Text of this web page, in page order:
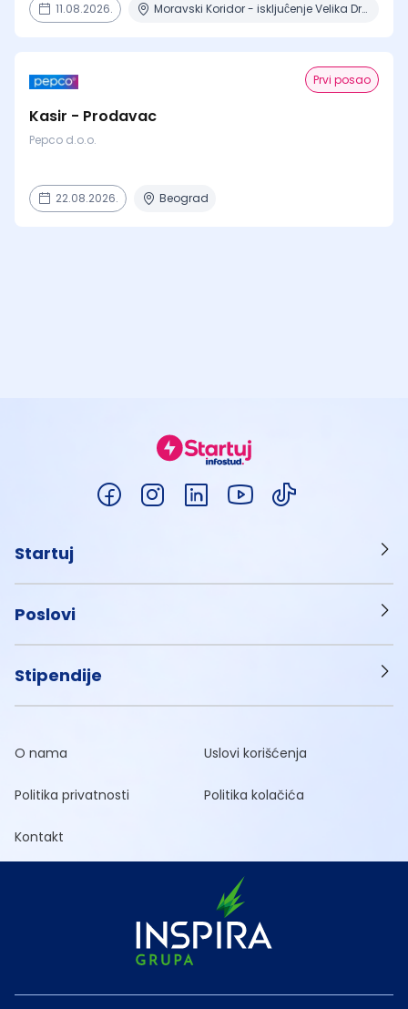
11.08.2026. Moravski Koridor - iskljuĉenje Velika Drenova , Militovac, Ripanj , Selevac, Azanja
Prvi posao
Kasir - Prodavac
Pepco d.o.o.
22.08.2026. Beograd
Startuj
Poslovi
Stipendije
O nama Uslovi korišćenja
Politika privatnosti Politika kolačića
Kontakt